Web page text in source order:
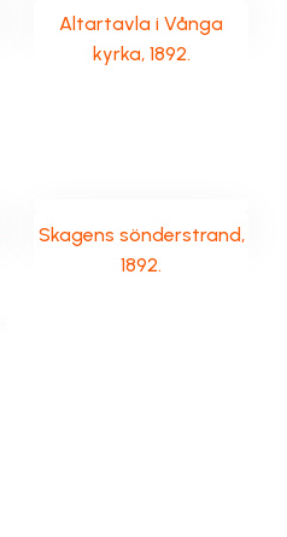
Altartavla i Vånga
kyrka, 1892.
Skagens sönderstrand,
1892.